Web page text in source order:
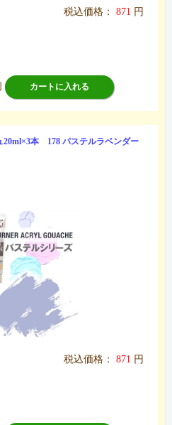
税込価格： 871 円
カートに入れる
本 178 パステルラベンダー
税込価格： 871 円